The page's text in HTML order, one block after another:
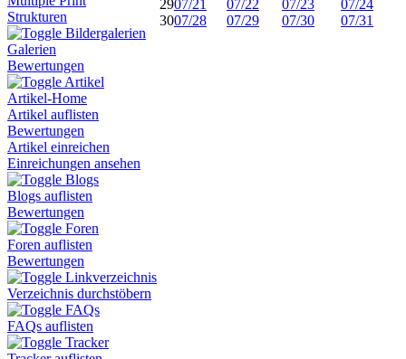
Strukturen
Bildergalerien
Galerien
Bewertungen
Artikel
Artikel-Home
Artikel auflisten
Bewertungen
Artikel einreichen
Einreichungen ansehen
Blogs
Blogs auflisten
Bewertungen
Foren
Foren auflisten
Bewertungen
Linkverzeichnis
Verzeichnis durchstöbern
FAQs
FAQs auflisten
Tracker
2907/21 07/22 07/23
07/24
3007/28 07/29 07/30 07/31